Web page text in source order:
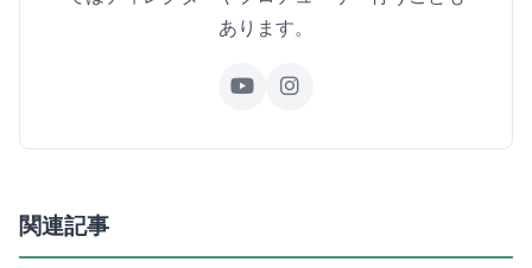
あります。
関連記事